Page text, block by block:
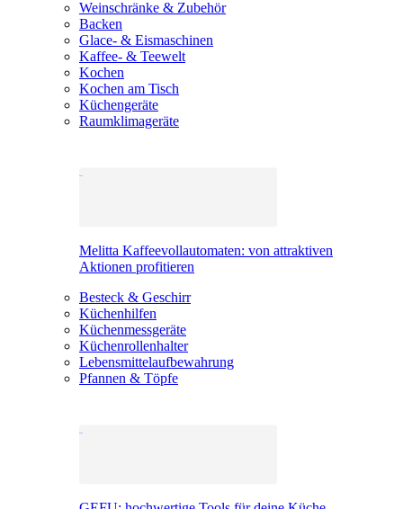
Weinschränke & Zubehör
Backen
Glace- & Eismaschinen
Kaffee- & Teewelt
Kochen
Kochen am Tisch
Küchengeräte
Raumklimageräte
Melitta Kaffeevollautomaten: von attraktiven
Aktionen profitieren
Besteck & Geschirr
Küchenhilfen
Küchenmessgeräte
Küchenrollenhalter
Lebensmittelaufbewahrung
Pfannen & Töpfe